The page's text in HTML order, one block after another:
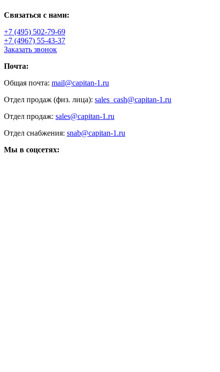
Связаться с нами:
+7 (495) 502-79-69
+7 (4967) 55-43-37
Заказать звонок
Почта:
Общая почта: mail@capitan-1.ru
Отдел продаж (физ. лица): sales_cash@capitan-1.ru
Отдел продаж: sales@capitan-1.ru
Отдел снабжения: snab@capitan-1.ru
Мы в соцсетях: